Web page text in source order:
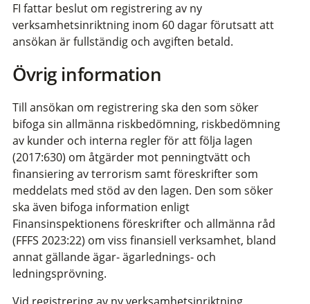
FI fattar beslut om registrering av ny
verksamhetsinriktning inom 60 dagar förutsatt att
ansökan är fullständig och avgiften betald.
Övrig information
Till ansökan om registrering ska den som söker
bifoga sin allmänna riskbedömning, riskbedömning
av kunder och interna regler för att följa lagen
(2017:630) om åtgärder mot penningtvätt och
finansiering av terrorism samt föreskrifter som
meddelats med stöd av den lagen. Den som söker
ska även bifoga information enligt
Finansinspektionens föreskrifter och allmänna råd
(FFFS 2023:22) om viss finansiell verksamhet, bland
annat gällande ägar- ägarlednings- och
ledningsprövning.